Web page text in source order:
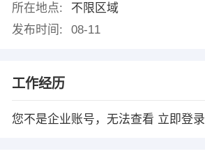
所在地点:
不限区域
发布时间:
08-11
工作经历
您不是企业账号，无法查看 立即登录